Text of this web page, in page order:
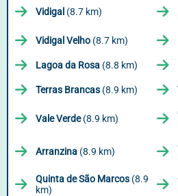
Vidigal (8.7 km)
Vidigal Velho (8.7 km)
Lagoa da Rosa (8.8 km)
Terras Brancas (8.9 km)
Vale Verde(8.9 km)
Arranzina (8.9 km)
Quinta de São Marcos (8.9
km)